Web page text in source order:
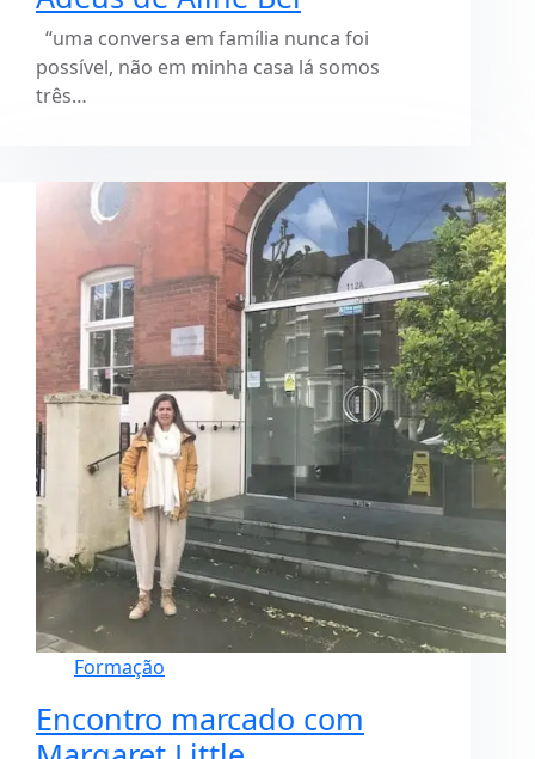
“uma conversa em família nunca foi
possível, não em minha casa lá somos
três…
Formação
Encontro marcado com